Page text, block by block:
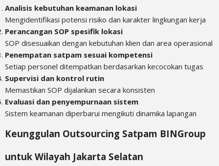
Analisis kebutuhan keamanan lokasi
Mengidentifikasi potensi risiko dan karakter lingkungan kerja
Perancangan SOP spesifik lokasi
SOP disesuaikan dengan kebutuhan klien dan area operasional
Penempatan satpam sesuai kompetensi
Setiap personel ditempatkan berdasarkan kecocokan tugas
Supervisi dan kontrol rutin
Memastikan SOP dijalankan secara konsisten
Evaluasi dan penyempurnaan sistem
Sistem keamanan diperbarui mengikuti dinamika lapangan
Keunggulan Outsourcing Satpam BINGroup
untuk Wilayah Jakarta Selatan